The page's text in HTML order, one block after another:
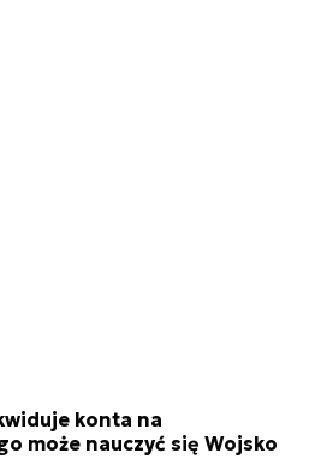
konta na
może nauczyć się Wojsko